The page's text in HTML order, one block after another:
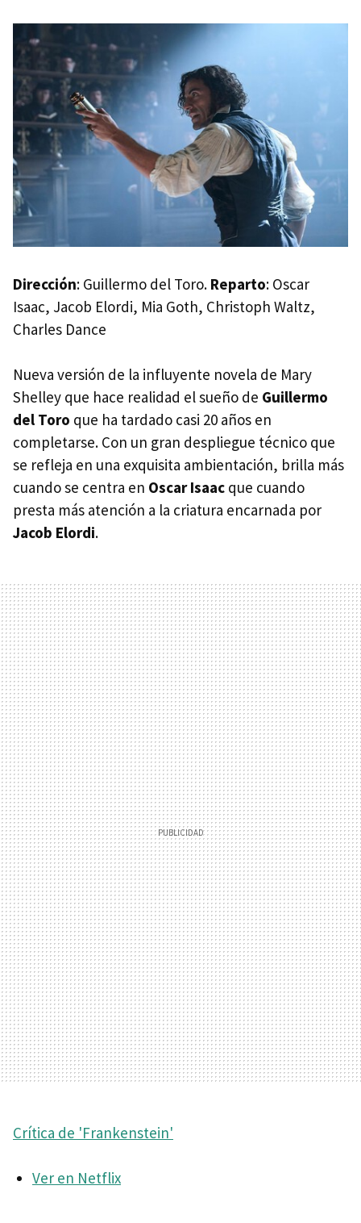
Dirección: Guillermo del Toro. Reparto: Oscar
Isaac, Jacob Elordi, Mia Goth, Christoph Waltz,
Charles Dance
Nueva versión de la influyente novela de Mary
Shelley que hace realidad el sueño de Guillermo
del Toro que ha tardado casi 20 años en
completarse. Con un gran despliegue técnico que
se refleja en una exquisita ambientación, brilla más
cuando se centra en Oscar Isaac que cuando
presta más atención a la criatura encarnada por
Jacob Elordi.
Crítica de 'Frankenstein'
Ver en Netflix